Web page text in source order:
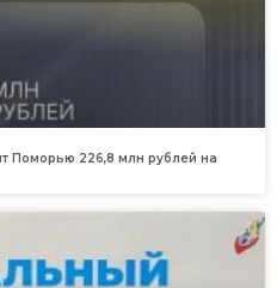
Поморью 226,8 млн рублей на